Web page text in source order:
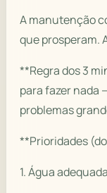
A manutenção
que prosperam.
**Regra dos 3
para fazer nada
problemas
**Prioridades
1. Água